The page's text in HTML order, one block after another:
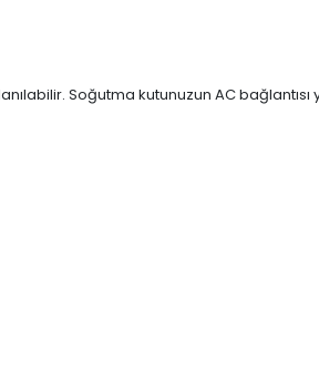
Soğutma kutunuzun AC